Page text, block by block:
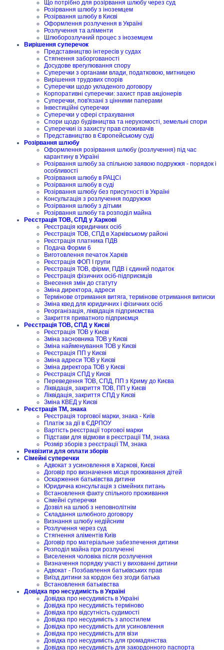
Що потрібно для розірвання шлюбу через суд
Розірвання шлюбу з іноземцем
Розірвання шлюбу в Києві
Оформлення розлучення в Україні
Розлучення та аліменти
Шлюборозлучний процес з іноземцем
Вирішення суперечок
Представництво інтересів у судах
Стягнення заборгованості
Досудове врегулювання спору
Суперечки з органами влади, податковою, митницею
Вирішення трудових спорів
Суперечки щодо укладеного договору
Корпоративні суперечки: захист прав акціонерів
Суперечки, пов'язані з цінними паперами
Інвестиційні суперечки
Суперечки у сфері страхування
Спори щодо будівництва та нерухомості, земельні спори
Суперечкиі із захисту прав споживачів
Представництво в Європейському суді
Розірвання шлюбу
Оформлення розірвання шлюбу (розлучення) під час
карантину в Україні
Розірвання шлюбу за спільною заявою подружжя - порядок і
особливості
Розірвання шлюбу в РАЦСі
Розірвання шлюбу в суді
Розірвання шлюбу без присутності в Україні
Консультація з розлучення подружжя
Розірвання шлюбу з дітьми
Розірвання шлюбу та розподіл майна
Реєстрація ТОВ, СПД у Харкові
Реєстрація юридичних осіб
Реєстрація ТОВ, СПД в Харківському районі
Реєстрація платника ПДВ
Подача Форми 6
Виготовлення печаток Харків
Реєстрація ФОП I групи
Реєстрація ТОВ, фірми, ПДВ і єдиний податок
Реєстрація фізичних осіб-підприємців
Внесення змін до статуту
Зміна директора, адреси
Термінове отримання витяга, термінове отримання виписки
Зміна квед для юридичних і фізичних осіб
Реорганізація, ліквідація підприємства
Закриття приватного підприємця
Реєстрація ТОВ, СПД у Києві
Реєстрація ТОВ у Києві
Зміна засновника ТОВ у Києві
Зміна найменування ТОВ у Києві
Реєстрація ПП у Києві
Зміна адреси ТОВ у Києві
Зміна директора ТОВ у Києві
Реєстрація СПД у Києві
Переведення ТОВ, СПД, ПП з Криму до Києва
Ліквідація, закриття ТОВ, ПП у Києві
Ліквідація, закриття СПД у Києві
Зміна КВЕД у Києві
Реєстрація ТМ, знака
Реєстрація торгової марки, знака - Київ
Платіж за дії в ЄДРПОУ
Вартість реєстрації торгової марки
Підстави для відмови в реєстрації ТМ, знака
Розмір зборів з реєстрації ТМ, знака
Реквізити для оплати зборів
Сімейні суперечки
Адвокат з усиновлення в Харкові, Києві
Договір про визначення місця проживання дітей
Оскарження батьківства дитини
Юридична консультація з сімейних питань
Встановлення факту спільного проживання
Сімейні суперечки
Дозвіл на шлюб з неповнолітнім
Складання шлюбного договору
Визнання шлюбу недійсним
Розлучення через суд
Стягнення аліментів Київ
Договір про матеріальне забезпечення дитини
Розподіл майна при розлученні
Виселення чоловіка після розлучення
Визначення порядку участі у вихованні дитини
Адвокат - Позбавлення батьківських прав
Виїзд дитини за кордон без згоди батька
Встановлення батьківства
Довідка про несудимість в Україні
Довідка про несудимість в Україні
Довідка про несудимість терміново
Довідка про відсутність судимості
Довідка про несудимість з апостилем
Довідка про несудимість для усиновлення
Довідка про несудимість для візи
Довідка про несудимість для громадянства
Довідка про несудимість для закордонного паспорта